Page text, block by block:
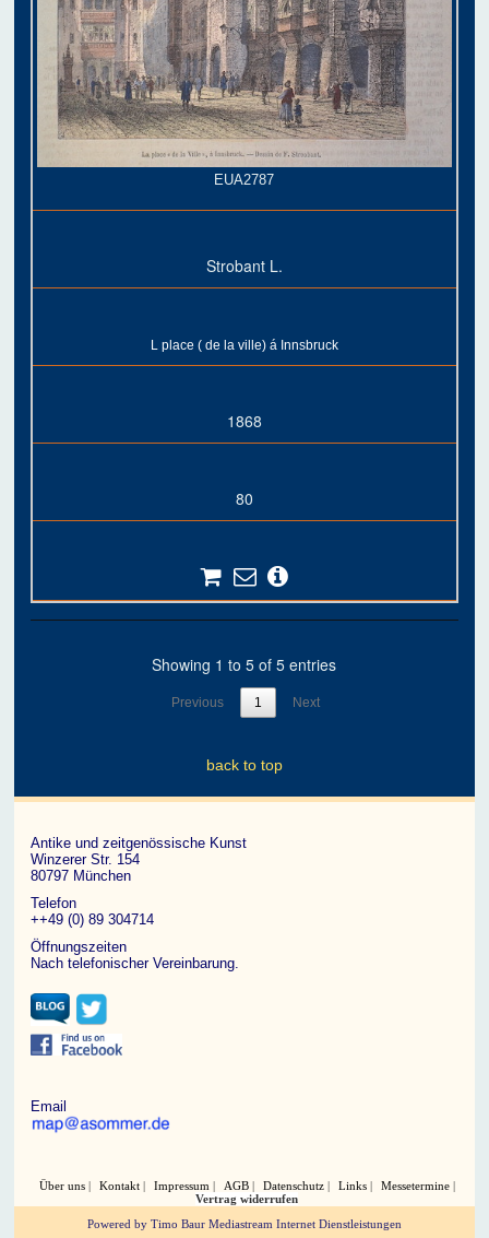
EUA2787
Strobant L.
L place ( de la ville) á Innsbruck
1868
80
Showing 1 to 5 of 5 entries
Previous 1 Next
back to top
Antike und zeitgenössische Kunst
Winzerer Str. 154
80797 München
Telefon
++49 (0) 89 304714
Öffnungszeiten
Nach telefonischer Vereinbarung.
Email
Über uns Kontakt Impressum AGB Datenschutz Links
Messetermine
Vertrag widerrufen
Powered by Timo Baur Mediastream Internet Dienstleistungen